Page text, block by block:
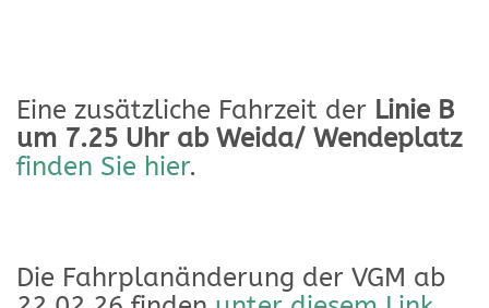
Eine zusätzliche Fahrzeit der Linie B
um 7.25 Uhr ab Weida/ Wendeplatz
finden Sie hier.
Die Fahrplanänderung der VGM ab